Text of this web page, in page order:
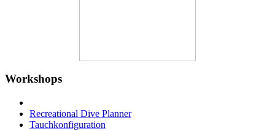
Workshops
Recreational Dive Planner
Tauchkonfiguration